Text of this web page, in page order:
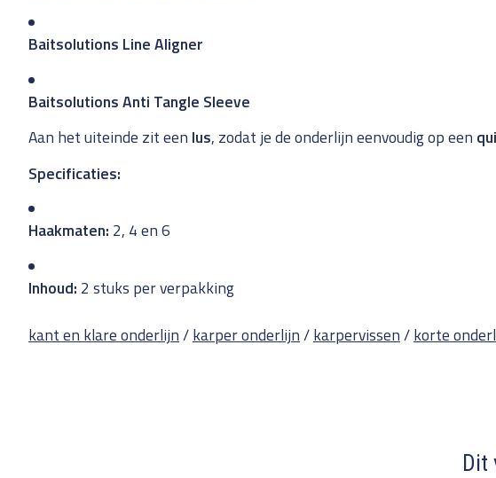
Baitsolutions Line Aligner
Baitsolutions Anti Tangle Sleeve
Aan het uiteinde zit een lus, zodat je de onderlijn eenvoudig op een
Specificaties:
Haakmaten: 2, 4 en 6
Inhoud: 2 stuks per verpakking
kant en klare onderlijn/karper onderlijn/karpervissen/korte
Dit